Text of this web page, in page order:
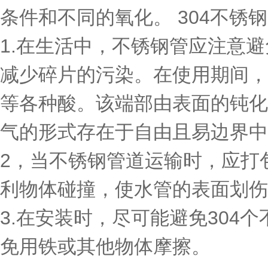
条件和不同的氧化。 304不锈
1.在生活中，不锈钢管应注意
减少碎片的污染。在使用期间
等各种酸。该端部由表面的钝
气的形式存在于自由且易边界
2，当不锈钢管道运输时，应
利物体碰撞，使水管的表面划
3.在安装时，尽可能避免304
免用铁或其他物体摩擦。